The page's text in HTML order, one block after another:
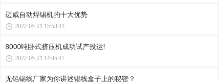
迈威自动焊锡机的十大优势
2022-05-21 15:53:43
8000吨卧式挤压机成功试产投运!
2022-05-21 14:45:47
无铅锡线厂家为你讲述锡线盒子上的秘密？